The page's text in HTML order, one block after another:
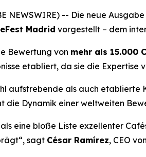
NEWSWIRE) -- Die neue
Madrid vorgestellt – dem
Bewertung von mehr als 15.000
etabliert, da sie die Expertise
aufstrebende als auch etablierte
die Dynamik einer weltweiten
eine bloße Liste exzellenter
sagt César Ramírez, CEO von